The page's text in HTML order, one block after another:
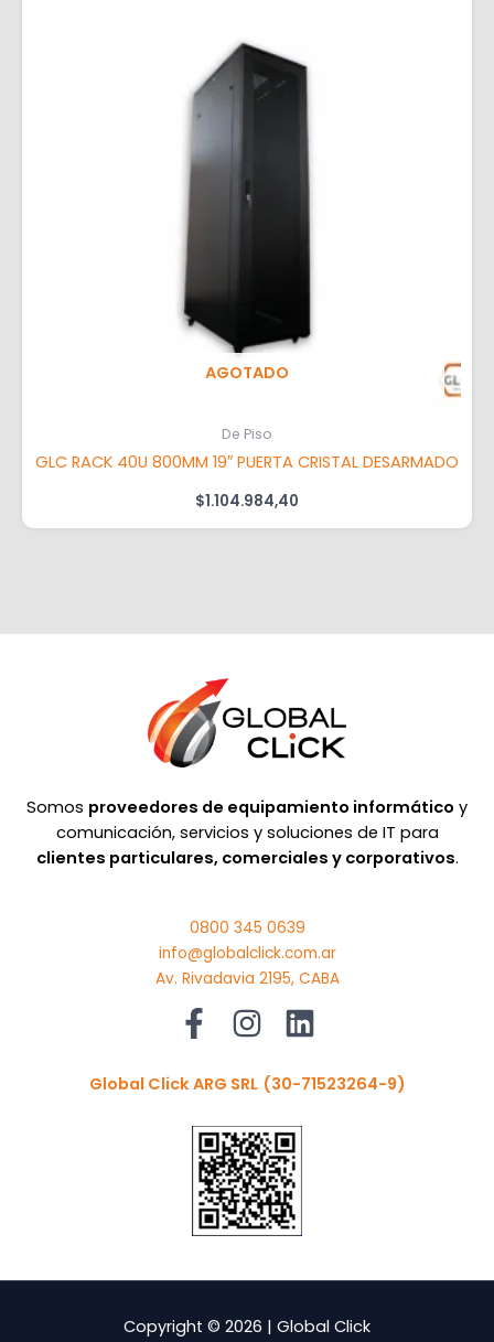
AGOTADO
De Piso
GLC RACK 40U 800MM 19″ PUERTA CRISTAL DESARMADO
$1.104.984,40
Somos proveedores de equipamiento informático y
comunicación, servicios y soluciones de IT para
clientes particulares, comerciales y corporativos.
0800 345 0639
info@globalclick.com.ar
Av. Rivadavia 2195, CABA
Global Click ARG SRL (30-71523264-9)
Copyright © 2026 | Global Click